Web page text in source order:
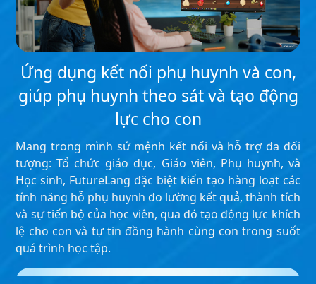
Ứng dụng kết nối phụ huynh và con,
giúp phụ huynh theo sát và tạo động
lực cho con
Mang trong mình sứ mệnh kết nối và hỗ trợ đa đối
tượng: Tổ chức giáo dục, Giáo viên, Phụ huynh, và
Học sinh, FutureLang đặc biệt kiến tạo hàng loạt các
tính năng hỗ phụ huynh đo lường kết quả, thành tích
và sự tiến bộ của học viên, qua đó tạo động lực khích
lệ cho con và tự tin đồng hành cùng con trong suốt
quá trình học tập.